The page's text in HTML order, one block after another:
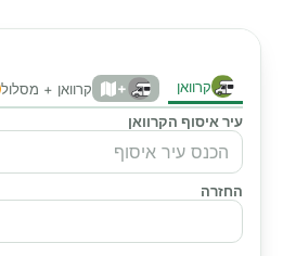
קרוואן + קרוואן + מסלול
עיר איסוף הקרוואן
החזרה